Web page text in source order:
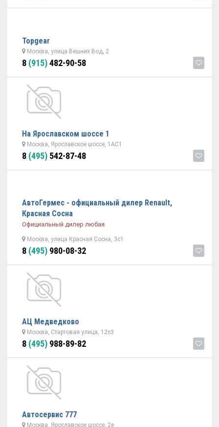
Topgear
Москва, улица Вешних Вод, 2
8 (915)482-90-58
На Ярославском шоссе 1
Москва, Ярославское шоссе, 1АС1
8 (495) 542-87-48
АвтоГермес - официальный дилер Renault,
Красная Сосна
Официальный дилер любая
Москва, улица Красная Сосна, 3с1
8 (495) 980-08-32
АЦ Медведково
Москва, Стартовая улица, 12с3
8 (495) 988-89-82
Автосервис 777
Москва, Ярославское шоссе, 2е